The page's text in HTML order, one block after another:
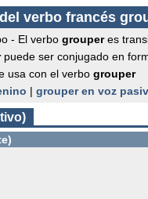
verbo francés
- El verbo grouperes
puede ser conjugado en
usa con el verbo grouper
| grouper en voz